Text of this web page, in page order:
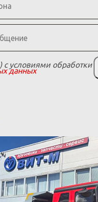
с условиями обработки
данных